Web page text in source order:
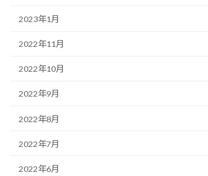
2023年1月
2022年11月
2022年10月
2022年9月
2022年8月
2022年7月
2022年6月